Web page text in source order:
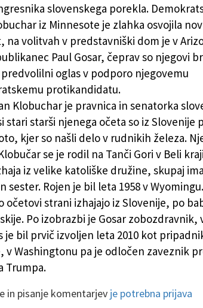
slovenskega porekla.
iz Minnesote je zlahka osvojila
na volitvah v predstavniški dom je v
Paul Gosar, čeprav so njegovi
oglas v podporo njegovemu
protikandidatu.
Klobuchar je pravnica in senatorka
stari starši njenega očeta so iz Slovenije
kjer so našli delo v rudnikih železa.
se je rodil na Tanči Gori v Beli
iz velike katoliške družine, skupaj
sester. Rojen je bil leta 1958 v
očetovi strani izhajajo iz Slovenije, po
Po izobrazbi je Gosar zobozdravnik,
je bil prvič izvoljen leta 2010 kot
v Washingtonu pa je odločen zaveznik
Trumpa.
in pisanje komentarjev je potrebna prijava